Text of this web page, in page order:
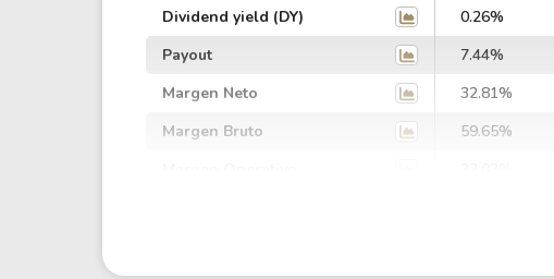
Dividend yield (DY)
0.26%
Payout
7.44%
Margen Neto
32.81%
Margen Bruto
59.65%